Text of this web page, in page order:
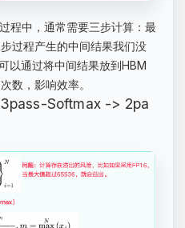
程中，通常需要三步计算：最
过程产生的中间结果我们没
以通过将中间结果放到HBM
数，影响效率。
Softmax -> 2pa